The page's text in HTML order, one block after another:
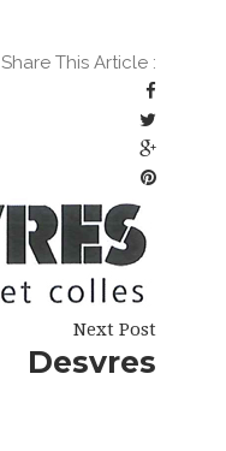
Share This Article :
Next Post
Desvres